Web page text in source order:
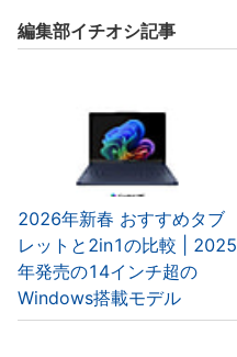
編集部イチオシ記事
2026年新春 おすすめタブ
レットと2in1の比較 | 2025
年発売の14インチ超の
Windows搭載モデル